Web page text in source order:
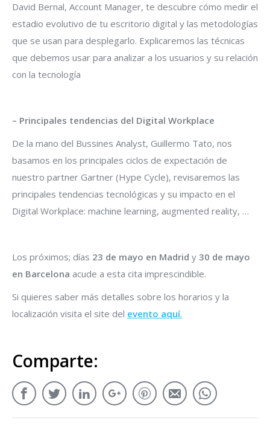
David Bernal, Account Manager, te descubre cómo medir el
estadio evolutivo de tu escritorio digital y las metodologías
que se usan para desplegarlo. Explicaremos las técnicas
que debemos usar para analizar a los usuarios y su relación
con la tecnología
– Principales tendencias del Digital Workplace
De la mano del Bussines Analyst, Guillermo Tato, nos
basamos en los principales ciclos de expectación de
nuestro partner Gartner (Hype Cycle), revisaremos las
principales tendencias tecnológicas y su impacto en el
Digital Workplace: machine learning, augmented reality, …
Los próximos; días 23 de mayo en Madrid y 30 de mayo
en Barcelona acude a esta cita imprescindible.
Si quieres saber más detalles sobre los horarios y la
localización visita el site del evento aquí.
Comparte: